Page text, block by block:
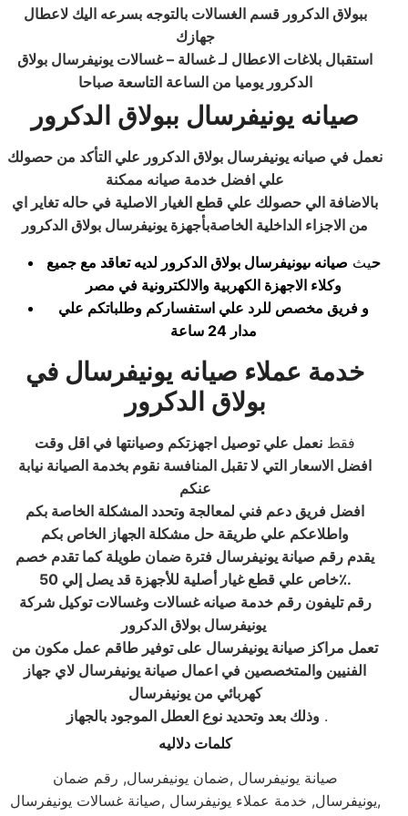
ببولاق الدكرور قسم الغسالات بالتوجه بسرعه اليك لاعطال
جهازك
استقبال بلاغات الاعطال لـ غسالة – غسالات يونيفرسال بولاق
الدكرور يوميا من الساعة التاسعة صباحا
صيانه يونيفرسال ببولاق الدكرور
نعمل في صيانه يونيفرسال بولاق الدكرور علي التأكد من حصولك
علي افضل خدمة صيانه ممكنة
بالاضافة الي حصولك علي قطع الغيار الاصلية في حاله تغاير اي
من الاجزاء الداخلية الخاصةبأجهزة يونيفرسال بولاق الدكرور
حيث صيانه ىيونيفرسال بولاق الدكرور لديه تعاقد مع جميع
وكلاء الاجهزة الكهربية والالكترونية في مصر
و فريق مخصص للرد علي استفساركم وطلباتكم علي
مدار 24 ساعة
خدمة عملاء صيانه يونيفرسال في
بولاق الدكرور
فقط نعمل علي توصيل اجهزتكم وصيانتها في اقل وقت
افضل الاسعار التي لا تقبل المنافسة نقوم بخدمة الصيانة نيابة
عنكم
افضل فريق دعم فني لمعالجة وتحدد المشكلة الخاصة بكم
واطلاعكم علي طريقة حل مشكلة الجهاز الخاص بكم
يقدم رقم صيانة يونيفرسال فترة ضمان طويلة كما تقدم خصم
خاص علي قطع غيار أصلية للأجهزة قد يصل إلي 50٪.
رقم تليفون رقم خدمة صيانه غسالات وغسالات توكيل شركة
يونيفرسال بولاق الدكرور
تعمل مراكز صيانة يونيفرسال على توفير طاقم عمل مكون من
الفنيين والمتخصصين في اعمال صيانة يونيفرسال لاي جهاز
كهربائي من يونيفرسال
وذلك بعد وتحديد نوع العطل الموجود بالجهاز.
كلمات دلاليه
صيانة يونيفرسال ,ضمان يونيفرسال, رقم ضمان
يونيفرسال, خدمة عملاء يونيفرسال ,صيانة غسالات يونيفرسال,